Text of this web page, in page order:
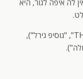
לה איפה לגור, היא
יוצרים: ג'וש שוורץ וסטפני סאווג' ("THE OC", "גוסיפ גירל"),